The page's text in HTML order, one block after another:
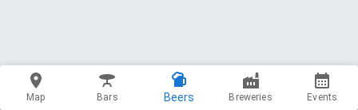
Map Bars Beers Breweries Events